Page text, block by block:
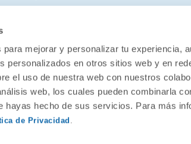
mejorar y personalizar tu experiencia,
personalizados en otros sitios web y en
el uso de nuestra web con nuestros
web, los cuales pueden combinarla
hayas hecho de sus servicios. Para más
de Privacidad .
Devoluciones